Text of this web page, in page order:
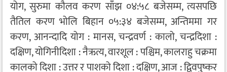
योग, सुरुमा कौलव करण साँझ ०४:५८ बजेसम्म, त्यसपछि
तैतिल करण भोलि बिहान ०५:३४ बजेसम्म, अन्तिममा गर
करण, आनन्दादि योग : मानस, चन्द्रवर्ण : कालो, चन्द्रदिशा :
दक्षिण, योगिनीदिशा : नैऋत्य, वारशूल : पश्चिम, कालराहु चक्रमा
कालको दिशा : उत्तर र पाशको दिशा : दक्षिण, आज : द्विवपुष्कर